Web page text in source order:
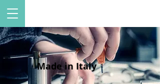
Made in Italy